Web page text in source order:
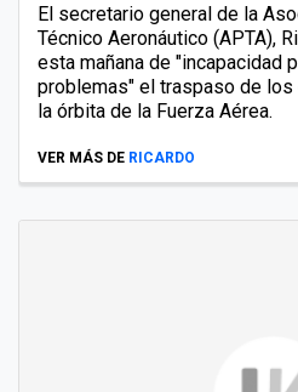
El secretario general de la
Técnico Aeronáutico (APTA),
esta mañana de "incapacidad
problemas" el traspaso de
la órbita de la Fuerza Aérea.
VER MÁS DE RICARDO